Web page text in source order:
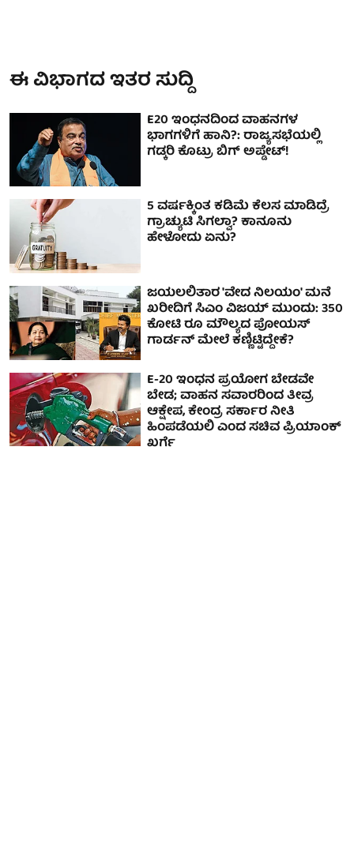
ಈ ವಿಭಾಗದ ಇತರ ಸುದ್ದಿ
E20 ಇಂಧನದಿಂದ ವಾಹನಗಳ
ಭಾಗಗಳಿಗೆ ಹಾನಿ?: ರಾಜ್ಯಸಭೆಯಲ್ಲಿ
ಗಡ್ಕರಿ ಕೊಟ್ರು ಬಿಗ್ ಅಪ್ಡೇಟ್!
5 ವರ್ಷಕ್ಕಿಂತ ಕಡಿಮೆ ಕೆಲಸ ಮಾಡಿದ್ರೆ
ಗ್ರಾಚ್ಯುಟಿ ಸಿಗಲ್ವಾ? ಕಾನೂನು
ಹೇಳೋದು ಏನು?
ಜಯಲಲಿತಾರ 'ವೇದ ನಿಲಯಂ' ಮನೆ
ಖರೀದಿಗೆ ಸಿಎಂ ವಿಜಯ್ ಮುಂದು: 350
ಕೋಟಿ ರೂ ಮೌಲ್ಯದ ಪೋಯಸ್
ಗಾರ್ಡನ್‌ ಮೇಲೆ ಕಣ್ಣಿಟ್ಟಿದ್ದೇಕೆ?
E-20 ಇಂಧನ ಪ್ರಯೋಗ ಬೇಡವೇ
ಬೇಡ; ವಾಹನ ಸವಾರರಿಂದ ತೀವ್ರ
ಆಕ್ಷೇಪ, ಕೇಂದ್ರ ಸರ್ಕಾರ ನೀತಿ
ಹಿಂಪಡೆಯಲಿ ಎಂದ ಸಚಿವ ಪ್ರಿಯಾಂಕ್
ಖರ್ಗೆ